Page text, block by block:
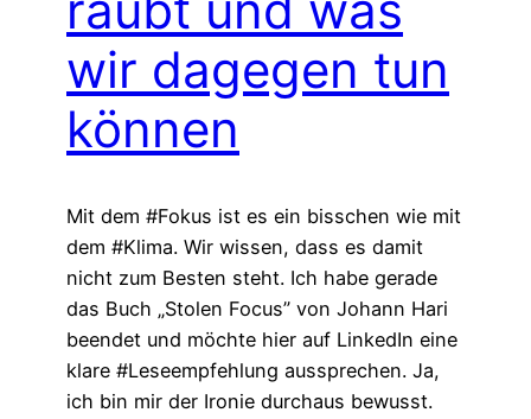
wir dagegen tun
können
Mit dem #Fokus ist es ein bisschen wie mit
dem #Klima. Wir wissen, dass es damit
nicht zum Besten steht. Ich habe gerade
das Buch „Stolen Focus” von Johann Hari
beendet und möchte hier auf LinkedIn eine
klare #Leseempfehlung aussprechen. Ja,
ich bin mir der Ironie durchaus bewusst.